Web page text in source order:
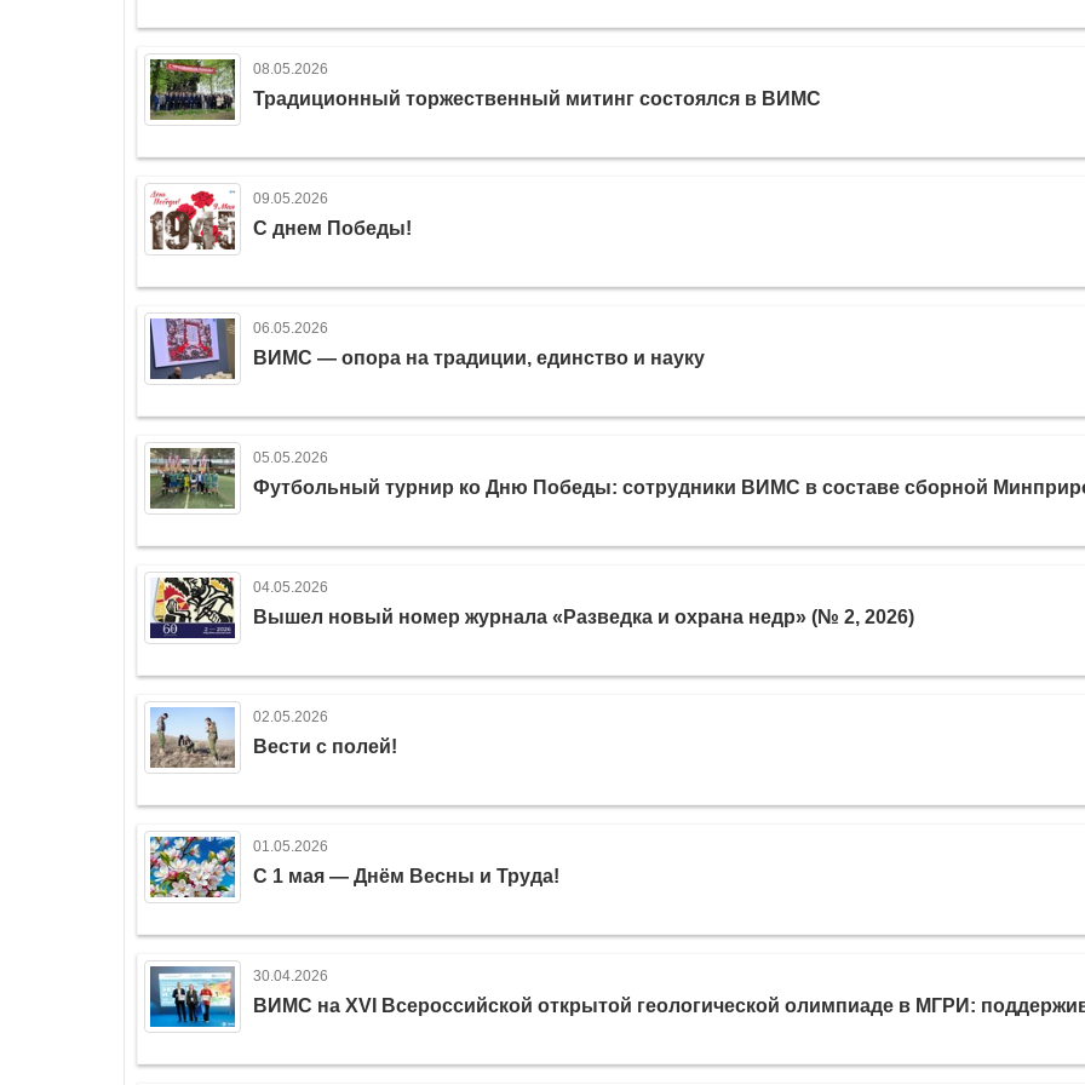
08.05.2026
Традиционный торжественный митинг состоялся в ВИМС
09.05.2026
С днем Победы!
06.05.2026
ВИМС — опора на традиции, единство и науку
05.05.2026
Футбольный турнир ко Дню Победы: сотрудники ВИМС в составе сборной
04.05.2026
Вышел новый номер журнала «Разведка и охрана недр» (№ 2, 2026)
02.05.2026
Вести с полей!
01.05.2026
С 1 мая — Днём Весны и Труда!
30.04.2026
ВИМС на XVI Всероссийской открытой геологической олимпиаде в МГРИ: